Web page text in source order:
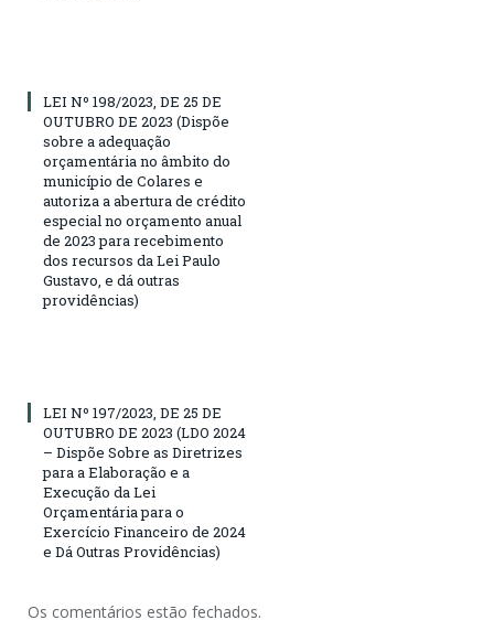
LEI Nº 198/2023, DE 25 DE
OUTUBRO DE 2023 (Dispõe
sobre a adequação
orçamentária no âmbito do
município de Colares e
autoriza a abertura de crédito
especial no orçamento anual
de 2023 para recebimento
dos recursos da Lei Paulo
Gustavo, e dá outras
providências)
LEI Nº 197/2023, DE 25 DE
OUTUBRO DE 2023 (LDO 2024
– Dispõe Sobre as Diretrizes
para a Elaboração e a
Execução da Lei
Orçamentária para o
Exercício Financeiro de 2024
e Dá Outras Providências)
Os comentários estão fechados.